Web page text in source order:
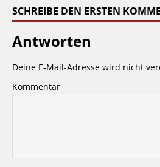
SCHREIBE DEN ERSTEN
Antworten
Deine E-Mail-Adresse wird nicht
Kommentar